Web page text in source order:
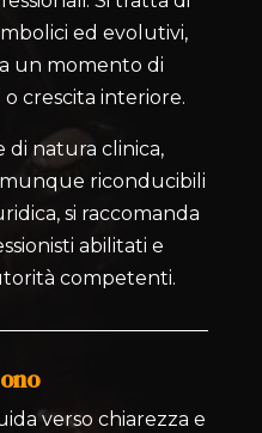
ed evolutivi,
un momento di
o crescita interiore.
natura clinica,
riconducibili
si raccomanda
abilitati e
competenti.
verso chiarezza e